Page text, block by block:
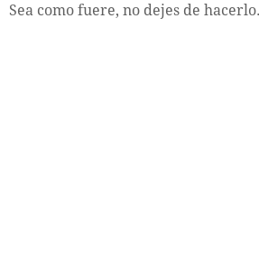
Sea como fuere, no dejes de